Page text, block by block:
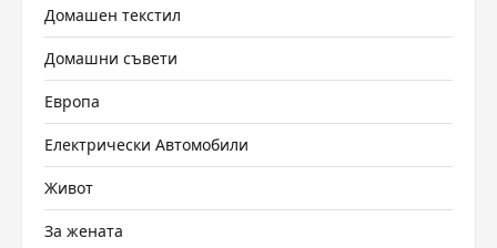
Домашен текстил
Домашни съвети
Европа
Електрически Автомобили
Живот
За жената